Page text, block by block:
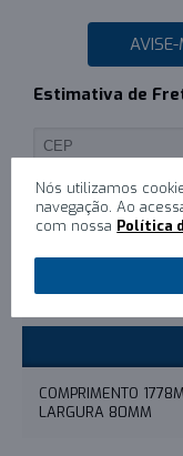
Estimativa de
0/
COMPRIMENTO
LARGURA 80MM
Nós utilizamos
navegação. Ao
com nossa Política